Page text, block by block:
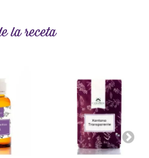
la receta